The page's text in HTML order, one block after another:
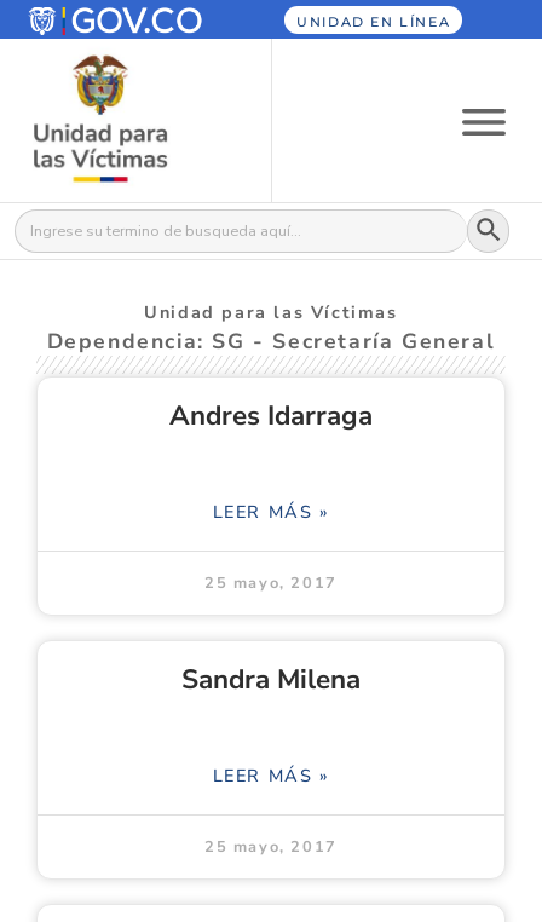
UNIDAD EN LÍNEA
Buscar: Botón
Unidad para las Víctimas
Dependencia: SG - Secretaría General
Andres Idarraga
LEER MÁS »
25 mayo, 2017
Sandra Milena
LEER MÁS »
25 mayo, 2017